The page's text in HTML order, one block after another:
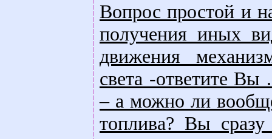
Вопрос простой и
получения иных
движения
света -ответите
– а можно ли
топлива? Вы